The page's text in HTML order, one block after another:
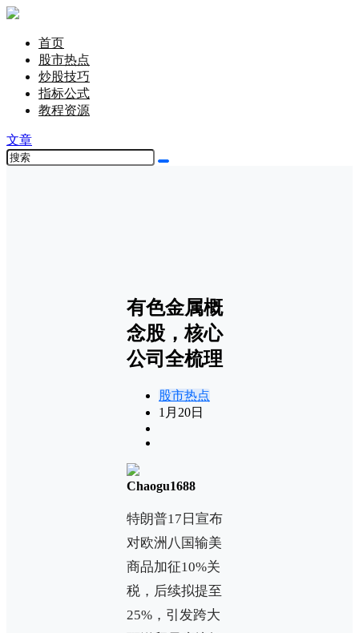
首页
股市热点
炒股技巧
指标公式
教程资源
文章
有色金属概
念股，核心
公司全梳理
股市热点
1月20日
Chaogu1688
特朗普17日宣布
对欧洲八国输美
商品加征10%关
税，后续拟提至
25%，引发跨大